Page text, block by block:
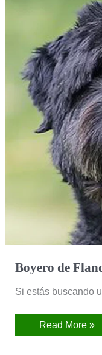
Boyero de
Si estás buscando
Read More »